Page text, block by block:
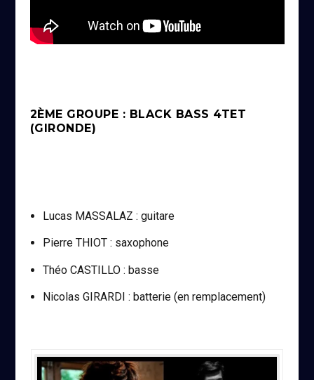
2ÈME GROUPE : BLACK BASS 4TET
(GIRONDE)
Lucas MASSALAZ : guitare
Pierre THIOT : saxophone
Théo CASTILLO : basse
Nicolas GIRARDI : batterie (en remplacement)